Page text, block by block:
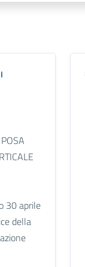
30 aprile
della